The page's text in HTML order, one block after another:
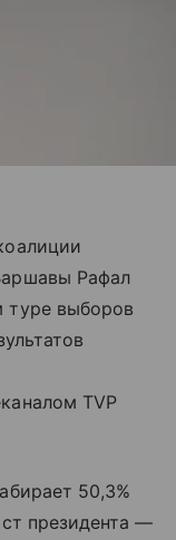
Рафал
туре выборов
TVP
50,3%
президента —